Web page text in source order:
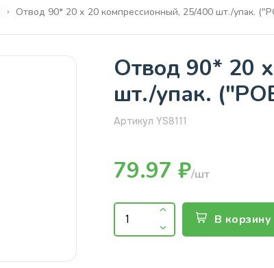
Отвод 90* 20 х 20 компрессионный, 25/400 шт./упак.
Отвод 90* 20
шт./упак.
Артикул YS8111
79.97 ₽/шт
В корзину